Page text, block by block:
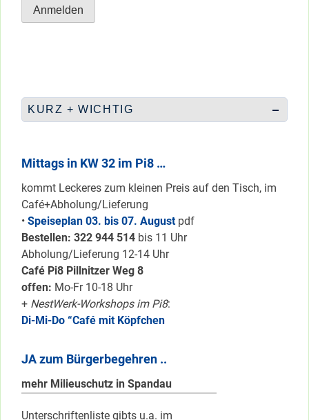
KURZ + WICHTIG
Mittags in KW 32 im Pi8 …
kommt Leckeres zum kleinen Preis auf den Tisch, im
Café+Abholung/Lieferung
• Speiseplan 03. bis 07. August pdf
Bestellen: 322 944 514 bis 11 Uhr
Abholung/Lieferung 12-14 Uhr
Café Pi8 Pillnitzer Weg 8
offen: Mo-Fr 10-18 Uhr
+ NestWerk-Workshops im Pi8:
Di-Mi-Do “Café mit Köpfchen
JA zum Bürgerbegehren ..
mehr Milieuschutz in Spandau
Unterschriftenliste gibts u.a. im